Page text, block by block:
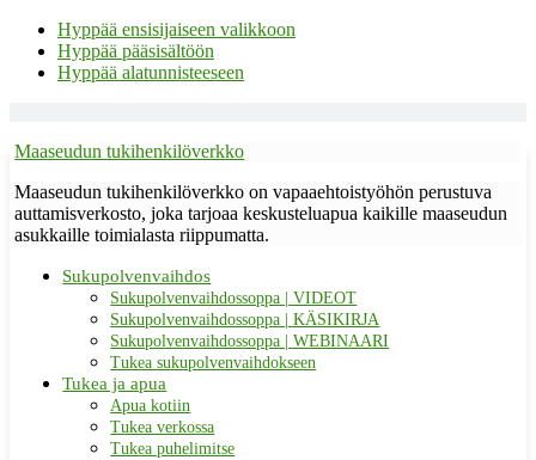
Hyppää ensisijaiseen valikkoon
Hyppää pääsisältöön
Hyppää alatunnisteeseen
Maaseudun tukihenkilöverkko
Maaseudun tukihenkilöverkko on vapaaehtoistyöhön perustuva
auttamisverkosto, joka tarjoaa keskusteluapua kaikille maaseudun
asukkaille toimialasta riippumatta.
Sukupolvenvaihdos
Sukupolvenvaihdossoppa | VIDEOT
Sukupolvenvaihdossoppa | KÄSIKIRJA
Sukupolvenvaihdossoppa | WEBINAARI
Tukea sukupolvenvaihdokseen
Tukea ja apua
Apua kotiin
Tukea verkossa
Tukea puhelimitse